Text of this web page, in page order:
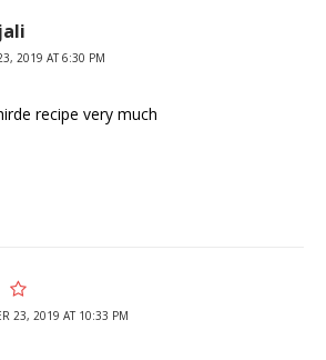
2019 AT 6:30 PM
recipe very much
23, 2019 AT 10:33 PM